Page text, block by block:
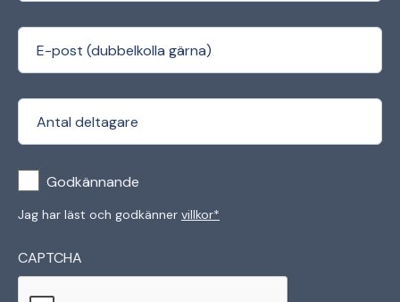
Email
Antal deltagare
Consent(Required)
Godkännande
Jag har läst och godkänner villkor*
CAPTCHA